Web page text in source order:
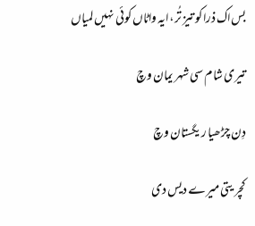
بس اک ذرا کو تیز تُر، ایہ واٹاں کوئی نہیں لمیاں
تیری شام سی شہر یمان وچ
دِن چڑھیا ریگستان وچ
کچریتی میرے دیس دی